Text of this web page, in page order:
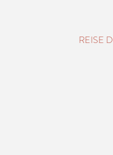
REISE